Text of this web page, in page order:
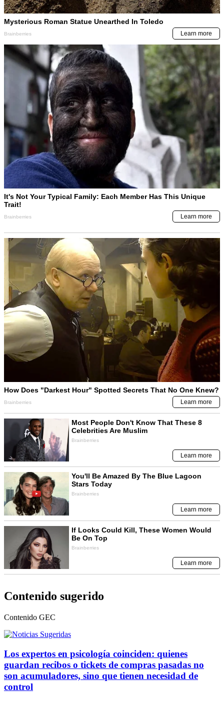
Contenido sugerido
Contenido GEC
Los expertos en psicología coinciden: quienes
guardan recibos o tickets de compras pasadas no
son acumuladores, sino que tienen necesidad de
control